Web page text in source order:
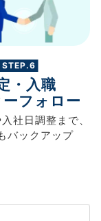
STEP.6
・入職
フォロー
入社日調整まで、
バックアップ